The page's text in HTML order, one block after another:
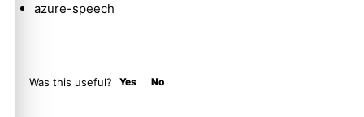
azure-speech
Was this useful? Yes No